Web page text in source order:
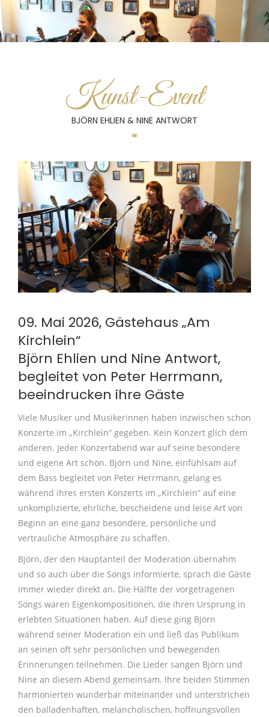
Kunst-Event
BJÖRN EHLIEN & NINE ANTWORT
09. Mai 2026, Gästehaus „Am
Kirchlein“
Björn Ehlien und Nine Antwort,
begleitet von Peter Herrmann,
beeindrucken ihre Gäste
Viele Musiker und Musikerinnen haben inzwischen schon
Konzerte im „Kirchlein“ gegeben. Kein Konzert glich dem
anderen. Jeder Konzertabend war auf seine besondere
und eigene Art schön. Björn und Nine, einfühlsam auf
dem Bass begleitet von Peter Herrmann, gelang es
während ihres ersten Konzerts im „Kirchlein“ auf eine
unkomplizierte, ehrliche, bescheidene und leise Art von
Beginn an eine ganz besondere, persönliche und
vertrauliche Atmosphäre zu schaffen.
Björn, der den Hauptanteil der Moderation übernahm
und so auch über die Songs informierte, sprach die Gäste
immer wieder direkt an. Die Hälfte der vorgetragenen
Songs waren Eigenkompositionen, die ihren Ursprung in
erlebten Situationen haben. Auf diese ging Björn
während seiner Moderation ein und ließ das Publikum
an seinen oft sehr persönlichen und bewegenden
Erinnerungen teilnehmen. Die Lieder sangen Björn und
Nine an diesem Abend gemeinsam. Ihre beiden Stimmen
harmonierten wunderbar miteinander und unterstrichen
den balladenhaften, melancholischen, hoffnungsvollen